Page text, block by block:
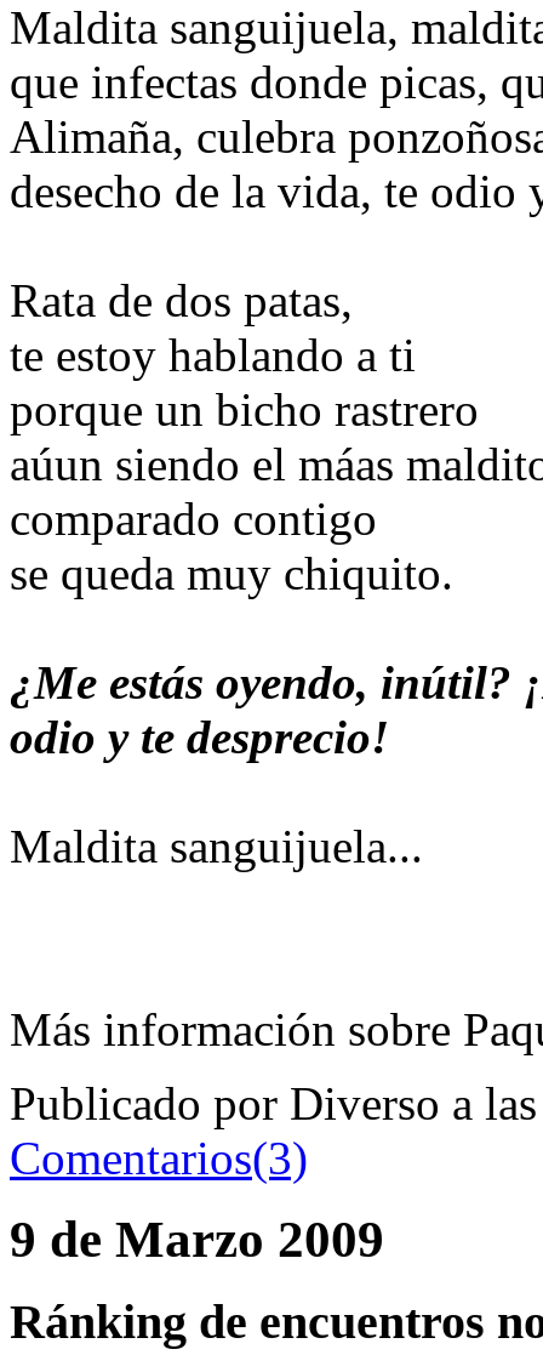
Maldita sanguijuela,
que infectas donde picas,
Alimaña, culebra
desecho de la vida, te odio
Rata de dos patas,
te estoy hablando a ti
porque un bicho rastrero
aúun siendo el máas
comparado contigo
se queda muy chiquito.
¿Me estás oyendo, inútil?
odio y te desprecio!
Maldita sanguijuela...
Más información sobre
Publicado por Diverso a
Comentarios(3)
9 de Marzo 2009
Ránking de encuentros